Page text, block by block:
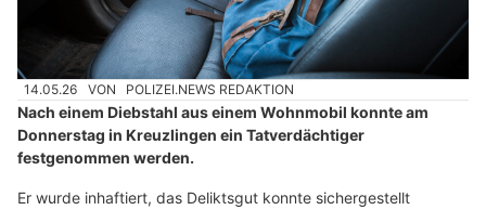
14.05.26 VON POLIZEI.NEWS REDAKTION
Nach einem Diebstahl aus einem Wohnmobil konnte am
Donnerstag in Kreuzlingen ein Tatverdächtiger
festgenommen werden.
Er wurde inhaftiert, das Deliktsgut konnte sichergestellt